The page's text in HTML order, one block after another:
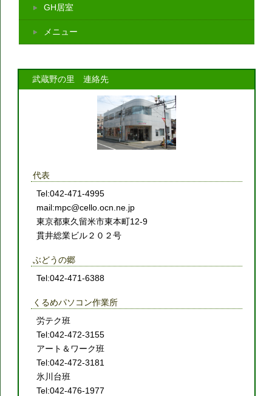
GH居室
メニュー
武蔵野の里 連絡先
代表
Tel:042-471-4995
mail:mpc@cello.ocn.ne.jp
東京都東久留米市東本町12-9
貫井総業ビル２０２号
ぶどうの郷
Tel:042-471-6388
くるめパソコン作業所
労テク班
Tel:042-472-3155
アート＆ワーク班
Tel:042-472-3181
氷川台班
Tel:042-476-1977